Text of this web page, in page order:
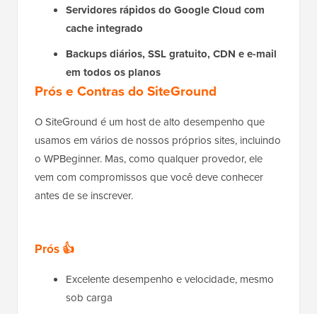
Servidores rápidos do Google Cloud com
cache integrado
Backups diários, SSL gratuito, CDN e e-mail
em todos os planos
Prós e Contras do SiteGround
O SiteGround é um host de alto desempenho que
usamos em vários de nossos próprios sites, incluindo
o WPBeginner. Mas, como qualquer provedor, ele
vem com compromissos que você deve conhecer
antes de se inscrever.
Prós 👍
Excelente desempenho e velocidade, mesmo
sob carga